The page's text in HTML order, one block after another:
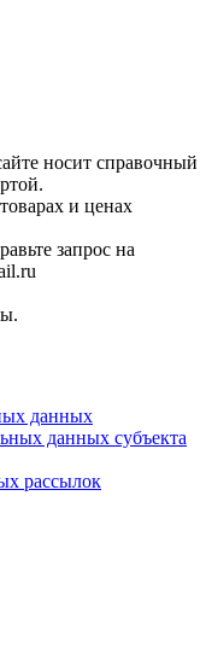
носит справочный
и ценах
запрос на
данных
данных субъекта
рассылок